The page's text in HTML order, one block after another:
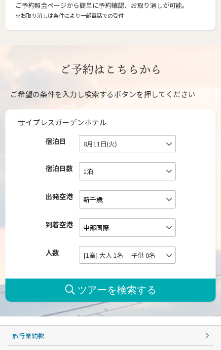
ご予約照会ページから簡単に予約確認、お取り消しが可能。
※お取り消しは条件により一部電話での受付
ご予約はこちらから
ご希望の条件を入力し検索するボタンを押してください
サイプレスガーデンホテル
宿泊日 8月11日(火)
宿泊日数
出発空港
到着空港
人数 [1室] 大人 1名 子供 0名
旅行業約款